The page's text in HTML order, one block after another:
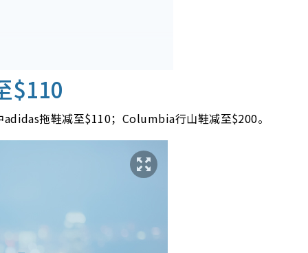
$110
拖鞋减至$110；Columbia行山鞋减至$200。